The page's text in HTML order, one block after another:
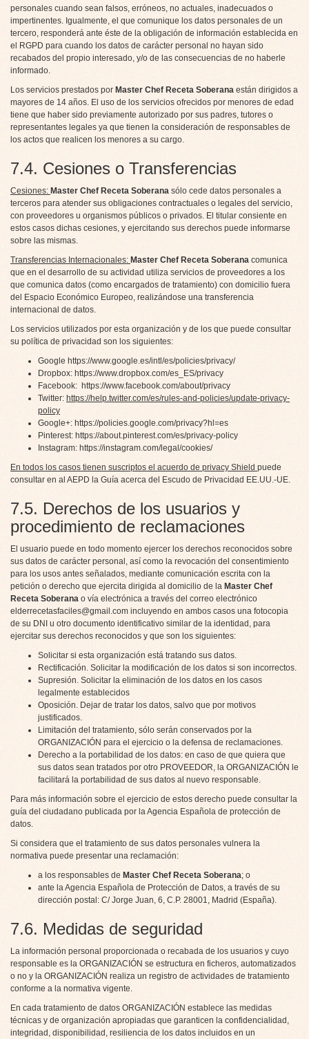
personales cuando sean falsos, erróneos, no actuales, inadecuados o
impertinentes. Igualmente, el que comunique los datos personales de un
tercero, responderá ante éste de la obligación de información establecida en
el RGPD para cuando los datos de carácter personal no hayan sido
recabados del propio interesado, y/o de las consecuencias de no haberle
informado.
Los servicios prestados por Master Chef Receta Soberana están dirigidos a
mayores de 14 años. El uso de los servicios ofrecidos por menores de edad
tiene que haber sido previamente autorizado por sus padres, tutores o
representantes legales ya que tienen la consideración de responsables de
los actos que realicen los menores a su cargo.
7.4. Cesiones o Transferencias
Cesiones: Master Chef Receta Soberana sólo cede datos personales a
terceros para atender sus obligaciones contractuales o legales del servicio,
con proveedores u organismos públicos o privados. El titular consiente en
estos casos dichas cesiones, y ejercitando sus derechos puede informarse
sobre las mismas.
Transferencias Internacionales: Master Chef Receta Soberana comunica
que en el desarrollo de su actividad utiliza servicios de proveedores a los
que comunica datos (como encargados de tratamiento) con domicilio fuera
del Espacio Económico Europeo, realizándose una transferencia
internacional de datos.
Los servicios utilizados por esta organización y de los que puede consultar
su política de privacidad son los siguientes:
Google https://www.google.es/intl/es/policies/privacy/
Dropbox: https://www.dropbox.com/es_ES/privacy
Facebook: https://www.facebook.com/about/privacy
Twitter: https://help.twitter.com/es/rules-and-policies/update-privacy-
policy
Google+: https://policies.google.com/privacy?hl=es
Pinterest: https://about.pinterest.com/es/privacy-policy
Instagram: https://instagram.com/legal/cookies/
En todos los casos tienen suscriptos el acuerdo de privacy Shield puede
consultar en al AEPD la Guía acerca del Escudo de Privacidad EE.UU.-UE.
7.5. Derechos de los usuarios y
procedimiento de reclamaciones
El usuario puede en todo momento ejercer los derechos reconocidos sobre
sus datos de carácter personal, así como la revocación del consentimiento
para los usos antes señalados, mediante comunicación escrita con la
petición o derecho que ejercita dirigida al domicilio de la Master Chef
Receta Soberana o vía electrónica a través del correo electrónico
elderrecetasfaciles@gmail.com incluyendo en ambos casos una fotocopia
de su DNI u otro documento identificativo similar de la identidad, para
ejercitar sus derechos reconocidos y que son los siguientes:
Solicitar si esta organización está tratando sus datos.
Rectificación. Solicitar la modificación de los datos si son incorrectos.
Supresión. Solicitar la eliminación de los datos en los casos
legalmente establecidos
Oposición. Dejar de tratar los datos, salvo que por motivos
justificados.
Limitación del tratamiento, sólo serán conservados por la
ORGANIZACIÓN para el ejercicio o la defensa de reclamaciones.
Derecho a la portabilidad de los datos: en caso de que quiera que
sus datos sean tratados por otro PROVEEDOR, la ORGANIZACIÓN le
facilitará la portabilidad de sus datos al nuevo responsable.
Para más información sobre el ejercicio de estos derecho puede consultar la
guía del ciudadano publicada por la Agencia Española de protección de
datos.
Si considera que el tratamiento de sus datos personales vulnera la
normativa puede presentar una reclamación:
a los responsables de Master Chef Receta Soberana; o
ante laAgencia Española de Protección de Datos, a través de su
dirección postal: C/ Jorge Juan, 6, C.P. 28001, Madrid (España).
7.6. Medidas de seguridad
La información personal proporcionada o recabada de los usuarios y cuyo
responsable es la ORGANIZACIÓN se estructura en ficheros, automatizados
o no y la ORGANIZACIÓN realiza un registro de actividades de tratamiento
conforme a la normativa vigente.
En cada tratamiento de datos ORGANIZACIÓN establece las medidas
técnicas y de organización apropiadas que garanticen la confidencialidad,
integridad, disponibilidad, resiliencia de los datos incluidos en un